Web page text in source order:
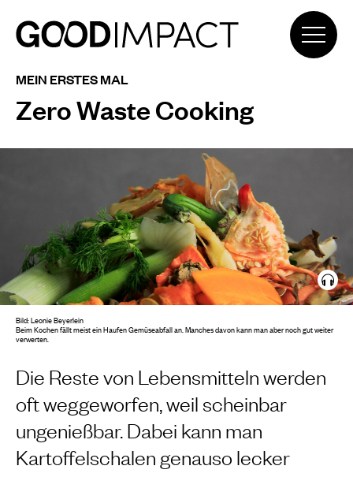
MEIN ERSTES MAL
Zero Waste Cooking
Die Reste von Lebensmitteln werden
oft weggeworfen, weil scheinbar
ungenießbar. Dabei kann man
Kartoffelschalen genauso lecker
Bild: Leonie Beyerlein
Beim Kochen fällt meist ein Haufen Gemüseabfall an. Manches davon kann man aber noch gut weiter
verwerten.